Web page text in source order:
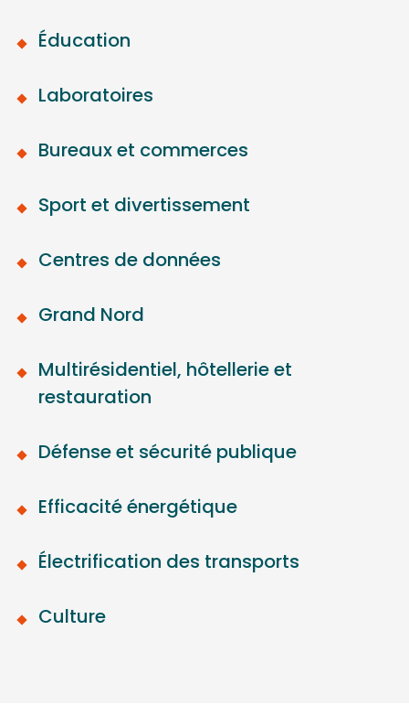
Éducation
Laboratoires
Bureaux et commerces
Sport et divertissement
Centres de données
Grand Nord
Multirésidentiel, hôtellerie et
restauration
Défense et sécurité publique
Efficacité énergétique
Électrification des transports
Culture